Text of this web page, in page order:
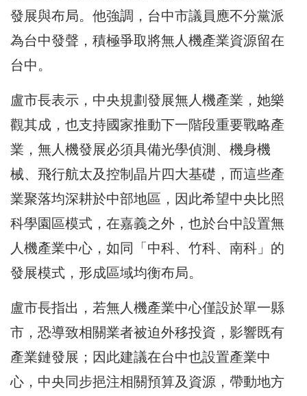
發展與布局。他強調，台中市議員應不分黨派
為台中發聲，積極爭取將無人機產業資源留在
台中。
盧市長表示，中央規劃發展無人機產業，她樂
觀其成，也支持國家推動下一階段重要戰略產
業，無人機發展必須具備光學偵測、機身機
械、飛行航太及控制晶片四大基礎，而這些產
業聚落均深耕於中部地區，因此希望中央比照
科學園區模式，在嘉義之外，也於台中設置無
人機產業中心，如同「中科、竹科、南科」的
發展模式，形成區域均衡布局。
盧市長指出，若無人機產業中心僅設於單一縣
市，恐導致相關業者被迫外移投資，影響既有
產業鏈發展；因此建議在台中也設置產業中
心，中央同步挹注相關預算及資源，帶動地方